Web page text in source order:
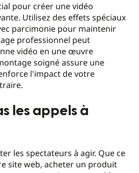
pour créer une vidéo
Utilisez des effets spéciaux
parcimonie pour maintenir
professionnel peut
vidéo en une œuvre
soigné assure une
l'impact de votre
les appels à
les spectateurs à agir. Que ce
site web, acheter un produit